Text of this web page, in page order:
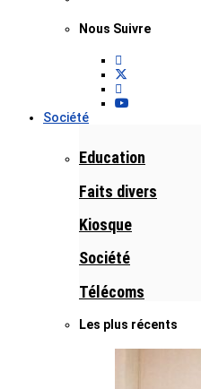
Nous Suivre
Société
Education
Faits divers
Kiosque
Société
Télécoms
Les plus récents